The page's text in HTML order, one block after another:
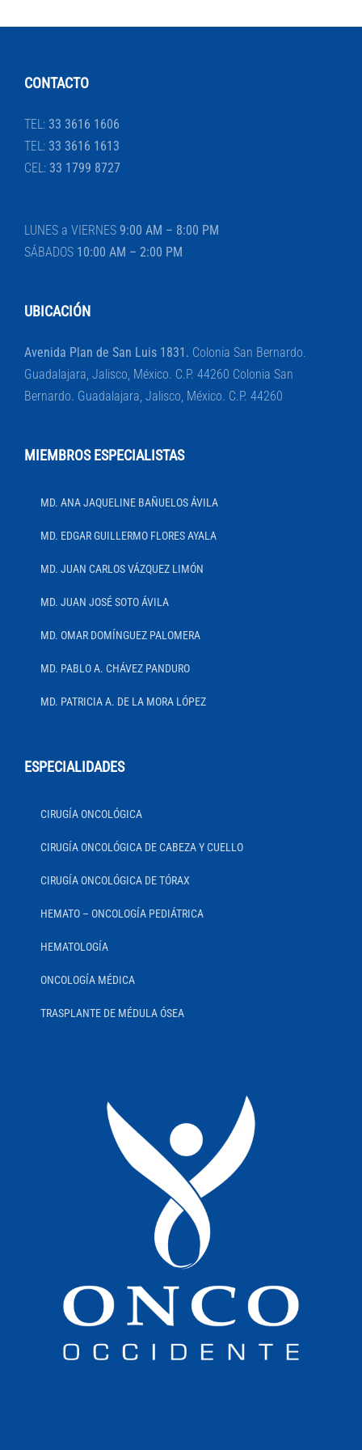
CONTACTO
TEL: 33 3616 1606
TEL: 33 3616 1613
CEL: 33 1799 8727
LUNES a VIERNES 9:00 AM – 8:00 PM
SÁBADOS 10:00 AM – 2:00 PM
UBICACIÓN
Avenida Plan de San Luis 1831. Colonia San Bernardo.
Guadalajara, Jalisco, México. C.P. 44260 Colonia San
Bernardo. Guadalajara, Jalisco, México. C.P. 44260
MIEMBROS ESPECIALISTAS
MD. ANA JAQUELINE BAÑUELOS ÁVILA
MD. EDGAR GUILLERMO FLORES AYALA
MD. JUAN CARLOS VÁZQUEZ LIMÓN
MD. JUAN JOSÉ SOTO ÁVILA
MD. OMAR DOMÍNGUEZ PALOMERA
MD. PABLO A. CHÁVEZ PANDURO
MD. PATRICIA A. DE LA MORA LÓPEZ
ESPECIALIDADES
CIRUGÍA ONCOLÓGICA
CIRUGÍA ONCOLÓGICA DE CABEZA Y CUELLO
CIRUGÍA ONCOLÓGICA DE TÓRAX
HEMATO – ONCOLOGÍA PEDIÁTRICA
HEMATOLOGÍA
ONCOLOGÍA MÉDICA
TRASPLANTE DE MÉDULA ÓSEA